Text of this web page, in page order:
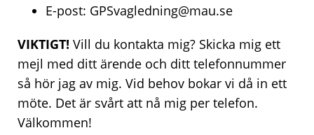
E-post: GPSvagledning@mau.se
VIKTIGT! Vill du kontakta mig? Skicka mig ett
mejl med ditt ärende och ditt telefonnummer
så hör jag av mig. Vid behov bokar vi då in ett
möte. Det är svårt att nå mig per telefon.
Välkommen!